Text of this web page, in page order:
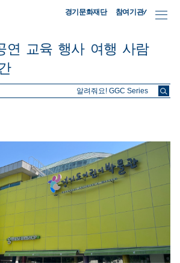
경기문화재단 참여기관/
연 교육 행사 여행 사람